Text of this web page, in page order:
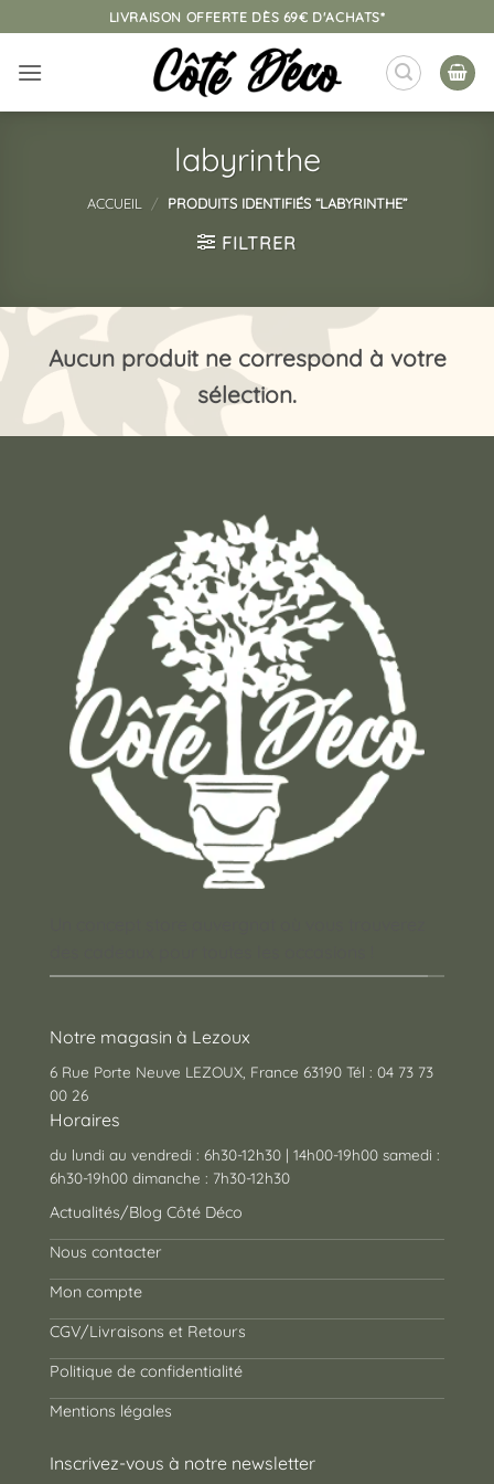
au
contenu
LIVRAISON OFFERTE DÈS 69€ D'ACHATS*
labyrinthe
ACCUEIL / PRODUITS IDENTIFIÉS “LABYRINTHE”
FILTRER
Aucun produit ne correspond à votre
sélection.
Notre magasin à Lezoux
6 Rue Porte Neuve LEZOUX, France 63190 Tél : 04 73 73
00 26
Horaires
du lundi au vendredi : 6h30-12h30 | 14h00-19h00 samedi :
6h30-19h00 dimanche : 7h30-12h30
Actualités/Blog Côté Déco
Nous contacter
Mon compte
CGV/Livraisons et Retours
Politique de confidentialité
Mentions légales
Inscrivez-vous à notre newsletter